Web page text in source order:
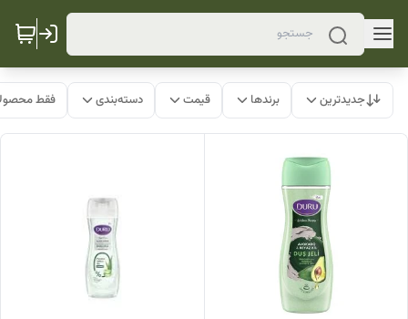
جدیدترین برندها قیمت دسته‌بندی فقط